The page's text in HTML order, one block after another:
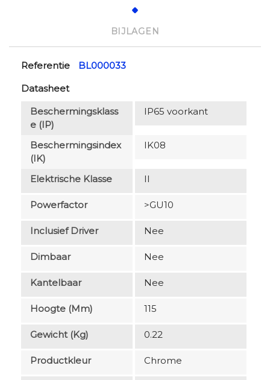
BIJLAGEN
Referentie
BL000033
Datasheet
Beschermingsklass
E (IP)
IP65 voorkant
Beschermingsindex
(IK)
IK08
Elektrische Klasse II
Powerfactor >GU10
Inclusief Driver Nee
Dimbaar Nee
Kantelbaar Nee
Hoogte (mm) 115
Gewicht (kg) 0.22
Productkleur Chrome